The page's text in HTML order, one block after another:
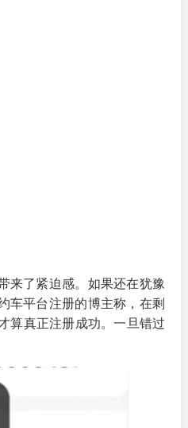
来了紧迫感。如果还在犹豫
车平台注册的博主称，在剩
算真正注册成功。一旦错过